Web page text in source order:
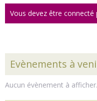
Vous devez être
Evènements à
Aucun évènement à afficher.